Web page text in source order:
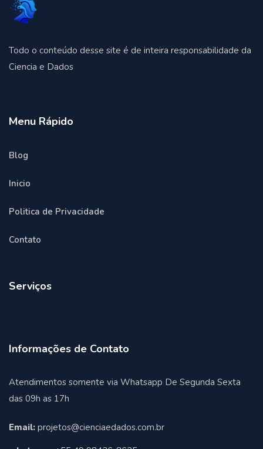
Todo o conteúdo desse site é de inteira responsabilidade da
Ciencia e Dados
Menu Rápido
Blog
Inicio
Politica de Privacidade
Contato
Serviços
Informações de Contato
Atendimentos somente via Whatsapp De Segunda Sexta
das 09h as 17h
Email: projetos@cienciaedados.com.br